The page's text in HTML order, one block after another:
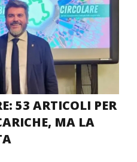
53 ARTICOLI PER
MA LA